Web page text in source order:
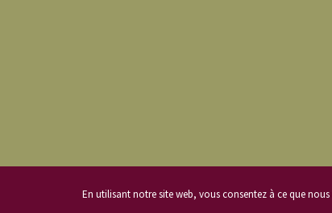
En utilisant notre site web, vous consentez à ce que